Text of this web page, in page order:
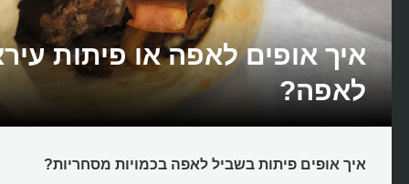
איך אופים לאפה או פיתות
לאפה?
איך אופים פיתות בשביל לאפה בכמויות מסחריות?